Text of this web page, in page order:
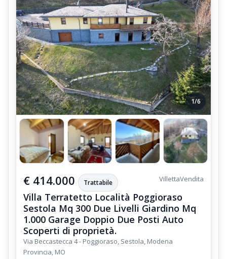
1/6
€ 414.000 Trattabile VillettaVendita
Villa Terratetto Località Poggioraso
Sestola Mq 300 Due Livelli Giardino Mq
1.000 Garage Doppio Due Posti Auto
Scoperti di proprietà.
Via Beccastecca 4 - Poggioraso, Sestola, Modena
Provincia, MO